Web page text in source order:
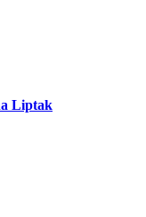
Liptak